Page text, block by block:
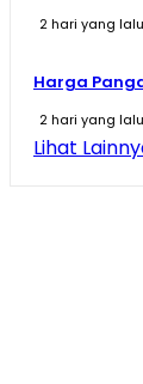
2 hari yang lalu
Harga
2 hari yang lalu
Lihat